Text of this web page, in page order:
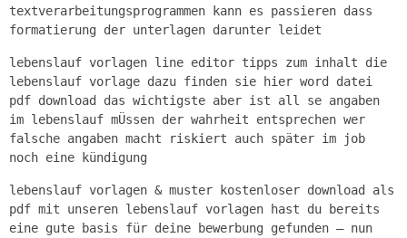
textverarbeitungsprogrammen kann es passieren dass
formatierung der unterlagen darunter leidet
lebenslauf vorlagen line editor tipps zum inhalt die
lebenslauf vorlage dazu finden sie hier word datei
pdf download das wichtigste aber ist all se angaben
im lebenslauf mÜssen der wahrheit entsprechen wer
falsche angaben macht riskiert auch später im job
noch eine kündigung
lebenslauf vorlagen & muster kostenloser download als
pdf mit unseren lebenslauf vorlagen hast du bereits
eine gute basis für deine bewerbung gefunden – nun